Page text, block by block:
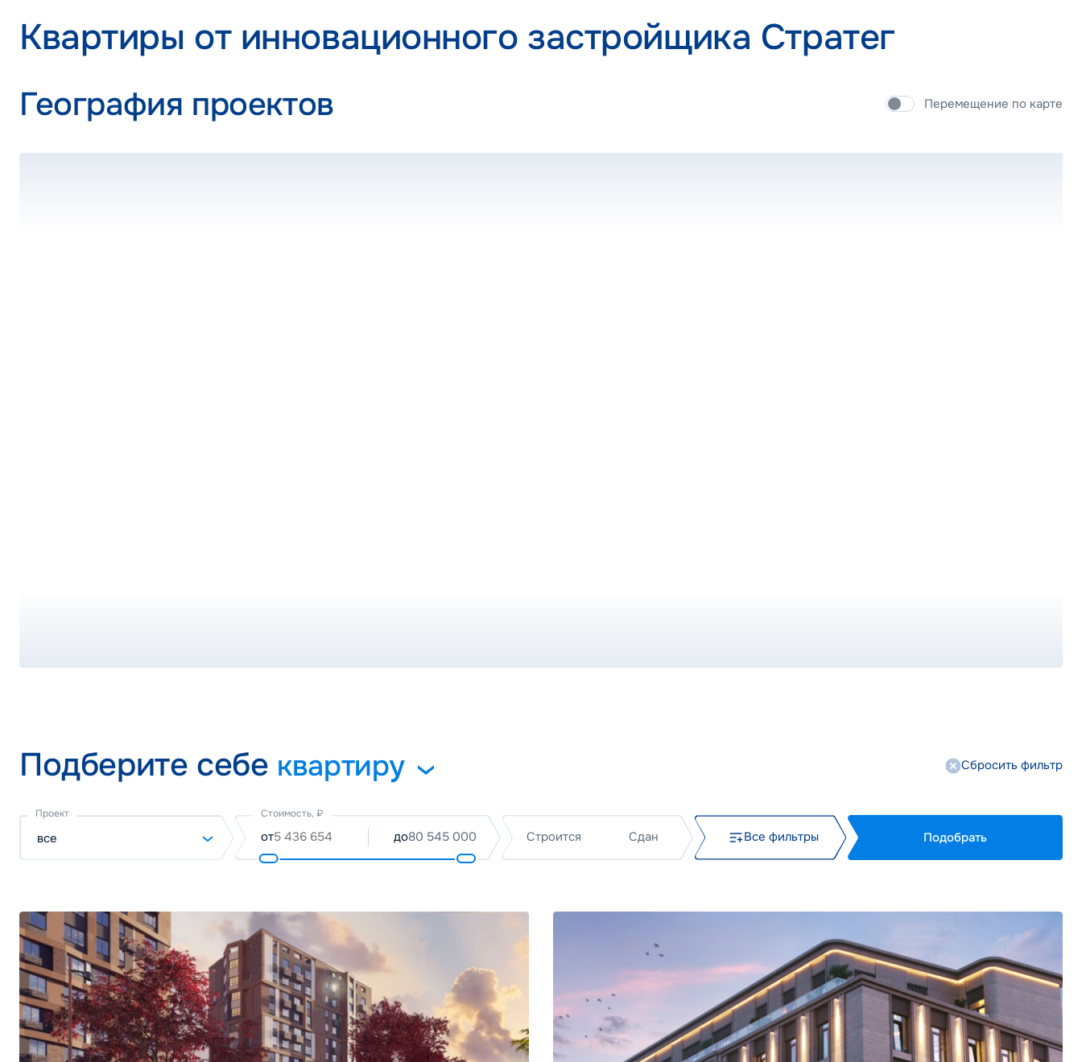
Квартиры от инновационного застройщика Стратег
География проектов Перемещение по карте
Подберите себе квартиру паркинг и кладовая
Подберите себе квартиру Сбросить фильтр
Проект
все
Стоимость, ₽
от до Строится Сдан Подобрать
Все фильтры